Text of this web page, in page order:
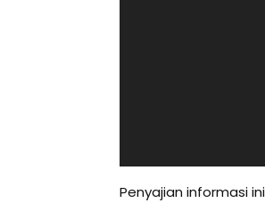
Penyajian informasi